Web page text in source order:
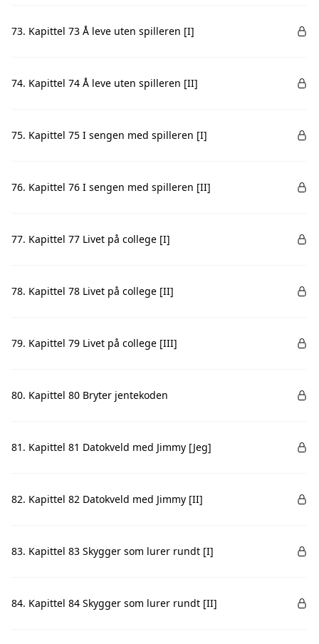
73. Kapittel 73 Å leve uten spilleren [I]
74. Kapittel 74 Å leve uten spilleren [II]
75. Kapittel 75 I sengen med spilleren [I]
76. Kapittel 76 I sengen med spilleren [II]
77. Kapittel 77 Livet på college [I]
78. Kapittel 78 Livet på college [II]
79. Kapittel 79 Livet på college [III]
80. Kapittel 80 Bryter jentekoden
81. Kapittel 81 Datokveld med Jimmy [Jeg]
82. Kapittel 82 Datokveld med Jimmy [II]
83. Kapittel 83 Skygger som lurer rundt [I]
84. Kapittel 84 Skygger som lurer rundt [II]